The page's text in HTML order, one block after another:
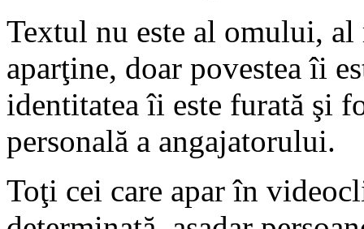
Textul nu este al omului,
aparţine, doar povestea îi
identitatea îi este furată şi
personală a angajatorului.
Toţi cei care apar în